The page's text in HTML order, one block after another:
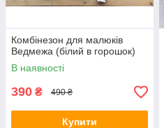
Комбінезон для малюків
Ведмежа (білий в горошок)
В наявності
390 ₴ 490 ₴
Купити